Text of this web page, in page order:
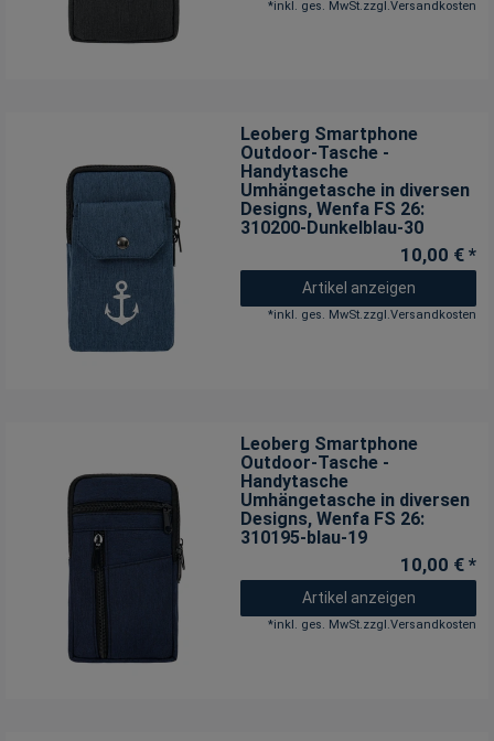
*inkl. ges. MwSt. zzgl. Versandkosten
Leoberg Smartphone
Outdoor-Tasche -
Handytasche
Umhängetasche in diversen
Designs, Wenfa FS 26:
310200-Dunkelblau-30
10,00 € *
Artikel anzeigen
*inkl. ges. MwSt.zzgl.Versandkosten
Leoberg Smartphone
Outdoor-Tasche -
Handytasche
Umhängetasche in diversen
Designs, Wenfa FS 26:
310195-blau-19
10,00 € *
Artikel anzeigen
*inkl. ges. MwSt.zzgl.Versandkosten